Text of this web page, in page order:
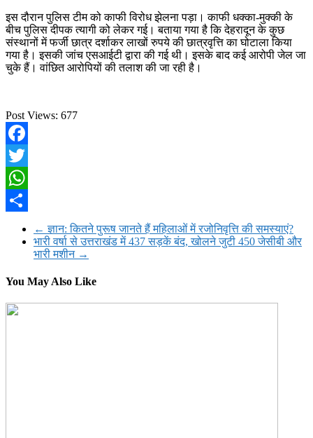
इस दौरान पुलिस टीम को काफी विरोध झेलना पड़ा। काफी धक्का-मुक्की के
बीच पुलिस दीपक त्यागी को लेकर गई। बताया गया है कि देहरादून के कुछ
संस्थानों में फर्जी छात्र दर्शाकर लाखों रुपये की छात्रवृत्ति का घोटाला किया
गया है। इसकी जांच एसआईटी द्वारा की गई थी। इसके बाद कई आरोपी जेल जा
चुके हैं। वांछित आरोपियों की तलाश की जा रही है।
Post Views: 677
Facebook
Twitter
WhatsApp
← ज्ञान: कितने पुरूष जानते हैं महिलाओं में रजोनिवृत्ति की समस्याएं?
भारी वर्षा से उत्तराखंड में 437 सड़कें बंद, खोलने जुटी 450 जेसीबी और
भारी मशीन →
You May Also Like